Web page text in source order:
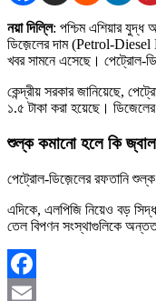
নয়া দিল্লি: পশ্চিম এশিয়ার যুদ্ধ
ডিজ়েলের দাম (Petrol-Diesel
খবর সামনে এসেছে। পেট্রোল-
কেন্দ্রীয় সরকার জানিয়েছে,
১.৫ টাকা করা হয়েছে।
শুল্ক কমানো হলে কি
পেট্রোল-ডিজ়েলের রফতানি শুল্ক
এদিকে, এলপিজি নিয়েও বড়
তেল বিপণন সংস্থাগুলিকে অন্তত
Facebook